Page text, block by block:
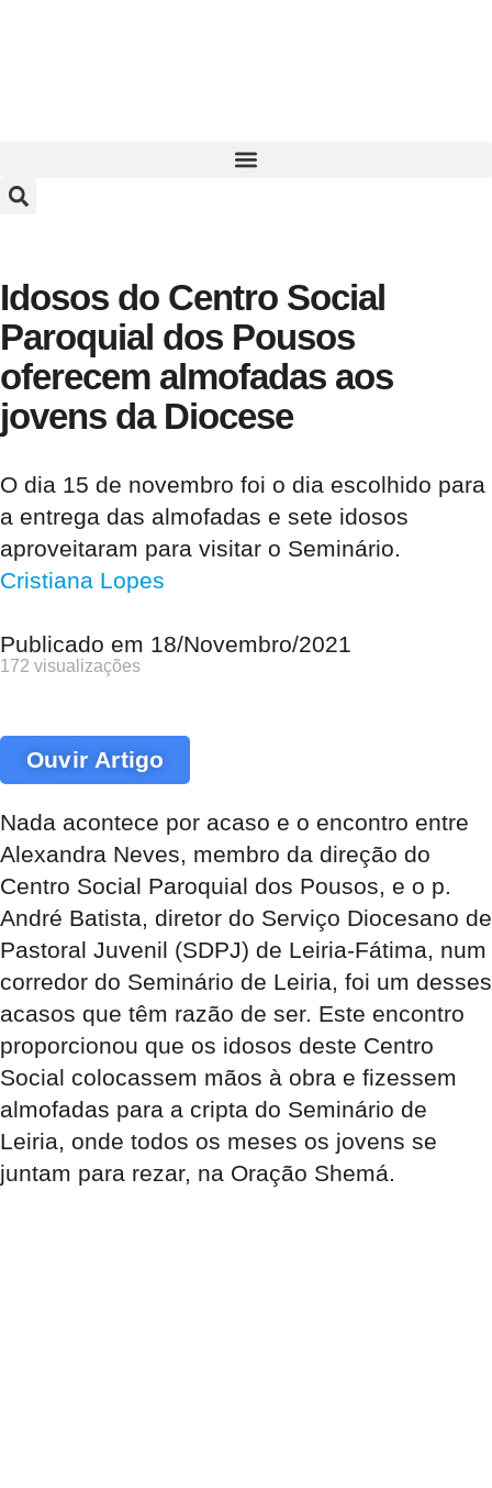
Idosos do Centro Social
Paroquial dos Pousos
oferecem almofadas aos
jovens da Diocese
O dia 15 de novembro foi o dia escolhido para
a entrega das almofadas e sete idosos
aproveitaram para visitar o Seminário.
Cristiana Lopes
Publicado em 18/Novembro/2021
172 visualizações
Ouvir Artigo
Nada acontece por acaso e o encontro entre
Alexandra Neves, membro da direção do
Centro Social Paroquial dos Pousos, e o p.
André Batista, diretor do Serviço Diocesano de
Pastoral Juvenil (SDPJ) de Leiria-Fátima, num
corredor do Seminário de Leiria, foi um desses
acasos que têm razão de ser. Este encontro
proporcionou que os idosos deste Centro
Social colocassem mãos à obra e fizessem
almofadas para a cripta do Seminário de
Leiria, onde todos os meses os jovens se
juntam para rezar, na Oração Shemá.